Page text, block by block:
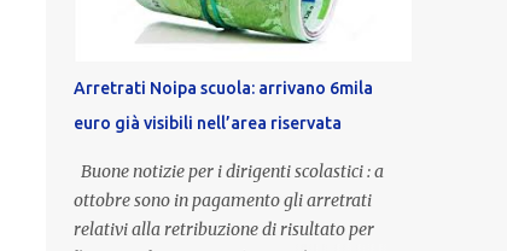
introduce inoltre un congedo speciale
dedicato alle donne vittime di violenza di
genere, in linea con la normativa nazionale e
con l’obiettivo di offrire maggiore tutela e
supporto in situazioni delicate. L’indennità
provinciale per i docenti è un unicum in
Italia: si tratta di una misura esclusiva della
Provincia autonoma di Bolzano, che integra
Arretrati Noipa scuola: arrivano 6mila
euro già visibili nell’area riservata
Buone notizie per i dirigenti scolastici : a
ottobre sono in pagamento gli arretrati
relativi alla retribuzione di risultato per